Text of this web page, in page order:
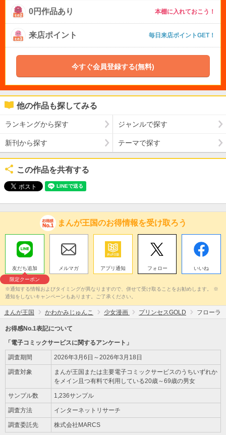
0円作品あり 本棚に入れておこう！
来店ポイント 毎日来店ポイントGET！
今すぐ会員登録する(無料)
他の作品も探してみる
ランキングから探す ジャンルで探す
新刊から探す テーマで探す
この作品を共有する
まんが王国のお得情報を受け取ろう
友だち追加
限定クーポン
メルマガ アプリ通知 フォロー いいね
※通知する情報およびタイミングが異なりますので、併せて受け取ることをお勧めします。 ※
通知をしないキャンペーンもあります。ご了承ください。
まんが王国 かわかみじゅんこ 少女漫画 プリンセスGOLD フローラ
お得感No.1表記について
「電子コミックサービスに関するアンケート」
調査期間 2026年3月6日～2026年3月18日
調査対象
まんが王国または主要電子コミックサービスのうちいずれか
をメイン且つ有料で利用している20歳～69歳の男女
サンプル数 1,236サンプル
調査方法 インターネットリサーチ
調査委託先 株式会社MARCS